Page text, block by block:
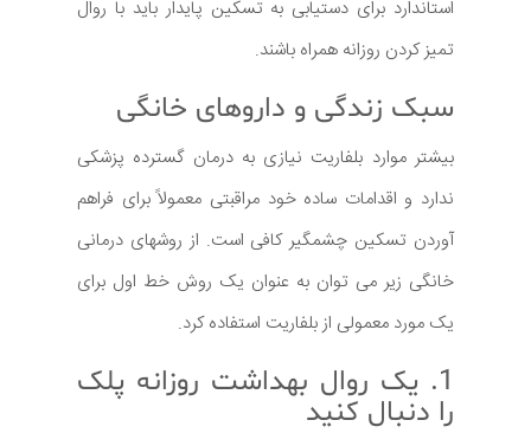
استاندارد برای دستیابی به تسکین پایدار باید با روال
تمیز کردن روزانه همراه باشند.
سبک زندگی و داروهای خانگی
بیشتر موارد بلفاریت نیازی به درمان گسترده پزشکی
ندارد و اقدامات ساده خود مراقبتی معمولاً برای فراهم
آوردن تسکین چشمگیر کافی است. از روشهای درمانی
خانگی زیر می توان به عنوان یک روش خط اول برای
یک مورد معمولی از بلفاریت استفاده کرد.
1. یک روال بهداشت روزانه پلک
را دنبال کنید